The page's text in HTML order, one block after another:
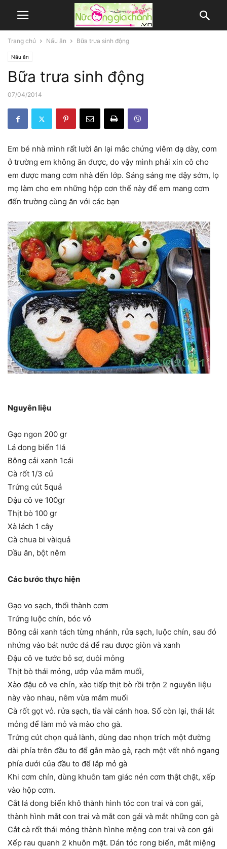
Trang chủ Nấu ăn Bữa trưa sinh động
Nấu ăn
Bữa trưa sinh động
07/04/2014
Em bé nhà mình rất lười ăn lại mắc chứng viêm dạ dày, cơm
ở trường em không ăn được, do vậy mình phải xin cô cho
em được mang cơm nhà đến lớp. Sáng sáng mẹ dậy sớm, lọ
mọ làm cho em những hộp cơn thế này để em mang cơm
đến trường cùng ăn với các bạn
Nguyên liệu
Gạo ngon 200 gr
Lá dong biển 1lá
Bông cải xanh 1cái
Cà rốt 1/3 củ
Trứng cút 5quả
Đậu cô ve 100gr
Thịt bò 100 gr
Xà lách 1 cây
Cà chua bi vàiquả
Dầu ăn, bột nêm
Các bước thực hiện
Gạo vo sạch, thổi thành cơm
Trứng luộc chín, bóc vỏ
Bông cải xanh tách từng nhánh, rửa sạch, luộc chín, sau đó
nhứng vào bát nước đá để rau được giòn và xanh
Đậu cô ve tước bỏ sơ, duôi mỏng
Thịt bò thái mỏng, ướp vủa mắm muối,
Xào đậu cô ve chín, xào tiếp thịt bò rồi trộn 2 nguyên liệu
này vào nhau, nêm vừa mắm muối
Cà rốt gọt vỏ. rửa sạch, tỉa vài cánh hoa. Số còn lại, thái lát
mỏng để làm mỏ và mào cho gà.
Trứng cút chọn quả lành, dùng dao nhọn trích một đường
dài phía trên đầu to để gắn mào gà, rạch một vết nhỏ ngang
phía dưới của đầu to để lắp mỏ gà
Khi cơm chín, dùng khuôn tam giác nén cơm thật chặt, xếp
vào hộp cơm.
Cắt lá dong biển khô thành hình tóc con trai và con gái,
thành hình mắt con trai và mắt con gái và mắt những con gà
Cắt cà rốt thái mỏng thành hìnhe mệng con trai và con gái
Xếp rau quanh 2 khuôn mặt. Dán tóc rong biển, mắt miệng